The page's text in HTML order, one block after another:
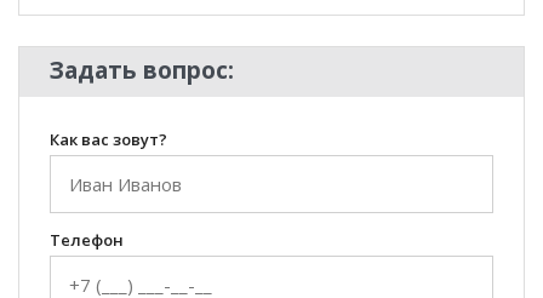
Задать вопрос:
Как вас зовут?
Телефон